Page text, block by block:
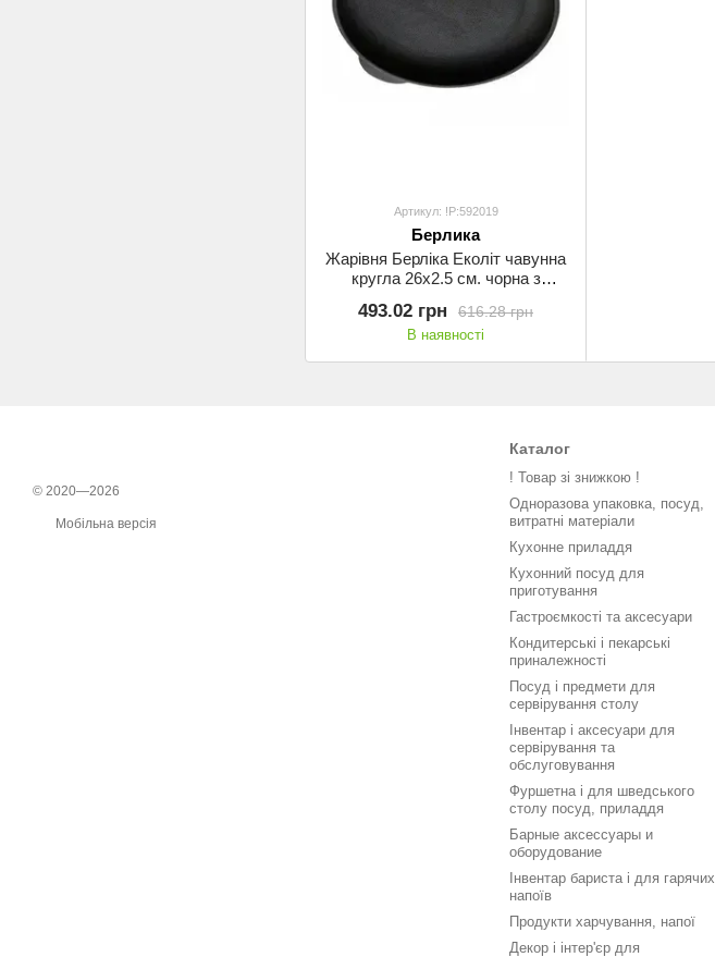
Артикул: !P:592019
Берлика
Жарівня Берліка Еколіт чавунна
кругла 26х2.5 см. чорна з
616.28 грн
493.02 грн
В наявності
© 2020—2026
Мобільна версія
Каталог
! Товар зі знижкою !
Одноразова упаковка, посуд,
витратні матеріали
Кухонне приладдя
Кухонний посуд для
приготування
Гастроємкості та аксесуари
Кондитерські і пекарські
приналежності
Посуд і предмети для
сервірування столу
Інвентар і аксесуари для
сервірування та
обслуговування
Фуршетна і для шведського
столу посуд, приладдя
Барные аксессуары и
оборудование
Інвентар бариста і для гарячих
напоїв
Продукти харчування, напої
Декор і інтер'єр для